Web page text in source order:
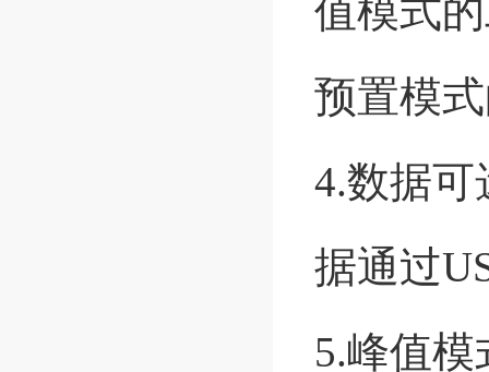
值模式
预置模
4.数据
据通过
5.峰值